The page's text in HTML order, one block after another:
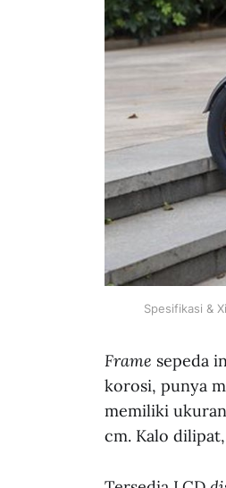
Spesifikasi &
Frame sepeda
korosi, punya
memiliki
cm. Kalo